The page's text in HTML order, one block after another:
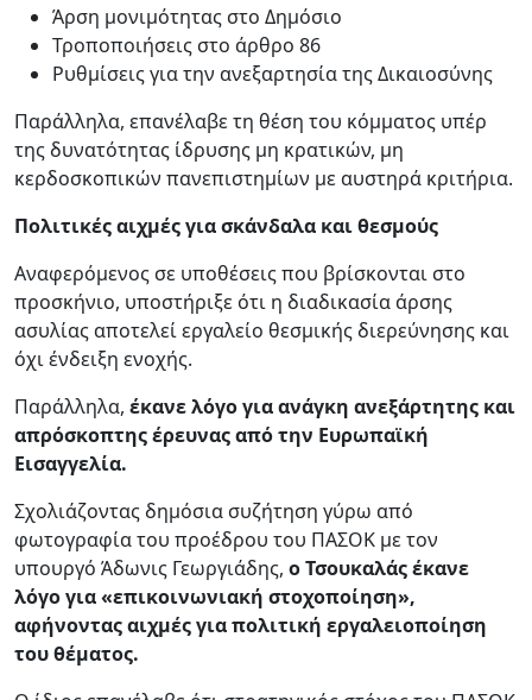
Άρση μονιμότητας στο Δημόσιο
Τροποποιήσεις στο άρθρο 86
Ρυθμίσεις για την ανεξαρτησία της Δικαιοσύνης
Παράλληλα, επανέλαβε τη θέση του κόμματος υπέρ
της δυνατότητας ίδρυσης μη κρατικών, μη
κερδοσκοπικών πανεπιστημίων με αυστηρά κριτήρια.
Πολιτικές αιχμές για σκάνδαλα και θεσμούς
Αναφερόμενος σε υποθέσεις που βρίσκονται στο
προσκήνιο, υποστήριξε ότι η διαδικασία άρσης
ασυλίας αποτελεί εργαλείο θεσμικής διερεύνησης και
όχι ένδειξη ενοχής.
Παράλληλα, έκανε λόγο για ανάγκη ανεξάρτητης και
απρόσκοπτης έρευνας από την Ευρωπαϊκή
Εισαγγελία.
Σχολιάζοντας δημόσια συζήτηση γύρω από
φωτογραφία του προέδρου του ΠΑΣΟΚ με τον
υπουργό Άδωνις Γεωργιάδης, ο Τσουκαλάς έκανε
λόγο για «επικοινωνιακή στοχοποίηση»,
αφήνοντας αιχμές για πολιτική εργαλειοποίηση
του θέματος.